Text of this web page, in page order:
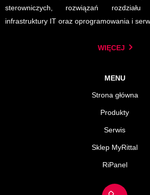
sterowniczych, rozwiązań rozdziału
infrastruktury IT oraz oprogramowania i
WIĘCEJ
MENU
Strona główna
Produkty
Serwis
Sklep MyRittal
RiPanel